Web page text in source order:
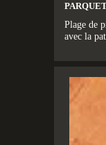
Plage de
avec la